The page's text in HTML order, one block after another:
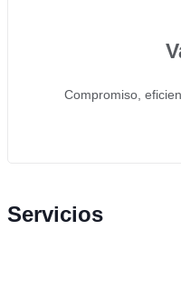
Compromiso,
Servicios